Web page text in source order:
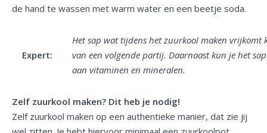
de hand te wassen met warm water en een beetje soda.
Expert:
Het sap wat tijdens het zuurkool maken
van een volgende partij. Daarnaast kun je het
aan vitaminen en mineralen.
Zelf zuurkool maken? Dit heb je nodig!
Zelf zuurkool maken op een authentieke manier, dat zie jij